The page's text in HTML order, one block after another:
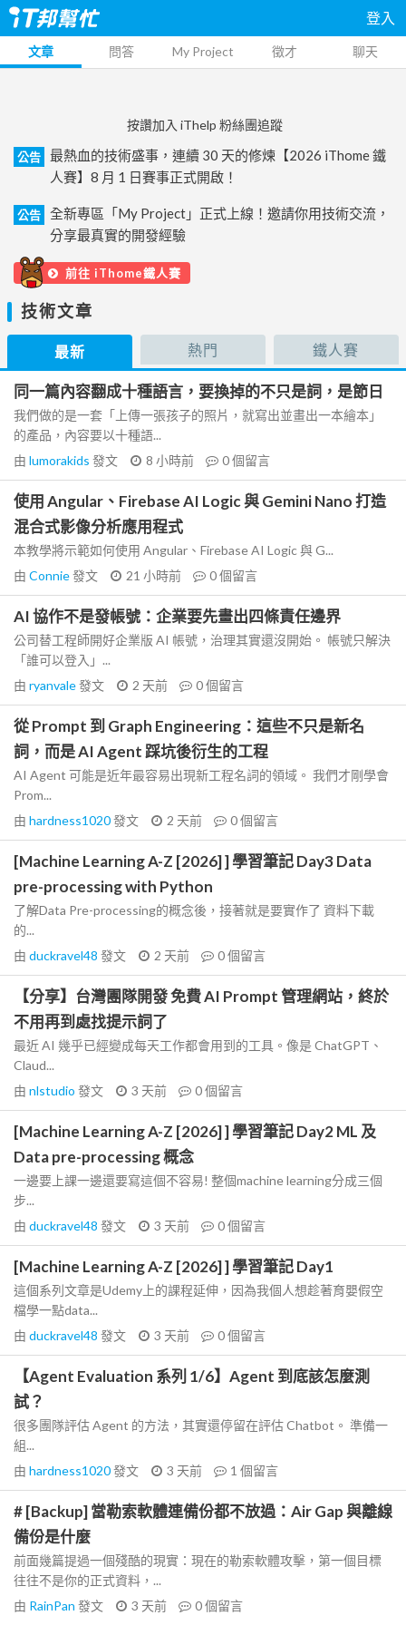
登入
文章 問答 My Project 徵才 聊天
按讚加入 iThelp 粉絲團追蹤
公告
最熱血的技術盛事，連續 30 天的修煉【2026 iThome 鐵
人賽】8 月 1 日賽事正式開啟！
公告
全新專區「My Project」正式上線！邀請你用技術交流，
分享最真實的開發經驗
前往 iThome鐵人賽
技術文章
最新 熱門 鐵人賽
同一篇內容翻成十種語言，要換掉的不只是詞，是節日
我們做的是一套「上傳一張孩子的照片，就寫出並畫出一本繪本」
的產品，內容要以十種語...
由 lumorakids 發文 8 小時前 0個留言
使用 Angular、Firebase AI Logic 與 Gemini Nano 打造
混合式影像分析應用程式
本教學將示範如何使用 Angular、Firebase AI Logic 與 G...
由 Connie發文 21 小時前 0個留言
AI 協作不是發帳號：企業要先畫出四條責任邊界
公司替工程師開好企業版 AI 帳號，治理其實還沒開始。 帳號只解決
「誰可以登入」...
由 ryanvale發文 2 天前 0個留言
從 Prompt 到 Graph Engineering：這些不只是新名
詞，而是 AI Agent 踩坑後衍生的工程
AI Agent 可能是近年最容易出現新工程名詞的領域。 我們才剛學會
Prom...
由 hardness1020發文 2 天前 0個留言
[Machine Learning A-Z [2026] ] 學習筆記 Day3 Data
pre-processing with Python
了解Data Pre-processing的概念後，接著就是要實作了 資料下載
的...
由 duckravel48 發文 2 天前 0個留言
【分享】台灣團隊開發 免費 AI Prompt 管理網站，終於
不用再到處找提示詞了
最近 AI 幾乎已經變成每天工作都會用到的工具。像是 ChatGPT、
Claud...
由 nlstudio 發文 3 天前 0個留言
[Machine Learning A-Z [2026] ] 學習筆記 Day2 ML 及
Data pre-processing 概念
一邊要上課一邊還要寫這個不容易! 整個machine learning分成三個
步...
由 duckravel48 發文 3 天前 0個留言
[Machine Learning A-Z [2026] ] 學習筆記 Day1
這個系列文章是Udemy上的課程延伸，因為我個人想趁著育嬰假空
檔學一點data...
由 duckravel48 發文 3 天前 0個留言
【Agent Evaluation 系列 1/6】Agent 到底該怎麼測
試？
很多團隊評估 Agent 的方法，其實還停留在評估 Chatbot。 準備一
組...
由 hardness1020發文 3 天前 1 個留言
# [Backup] 當勒索軟體連備份都不放過：Air Gap 與離線
備份是什麼
前面幾篇提過一個殘酷的現實：現在的勒索軟體攻擊，第一個目標
往往不是你的正式資料，...
由 RainPan 發文 3 天前 0個留言